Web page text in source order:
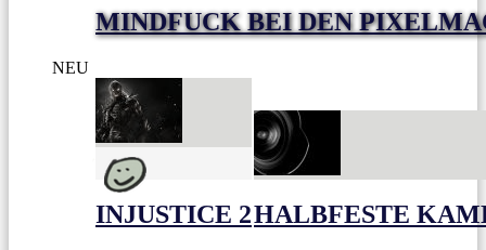
MINDFUCK BEI DEN
NEU
INJUSTICE 2HALBFESTE